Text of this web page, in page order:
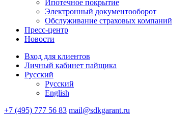
Ипотечное покрытие
Электронный документооборот
Обслуживание страховых компаний
Пресс-центр
Новости
Вход для клиентов
Личный кабинет пайщика
Русский
Русский
English
+7 (495) 777 56 83 mail@sdkgarant.ru